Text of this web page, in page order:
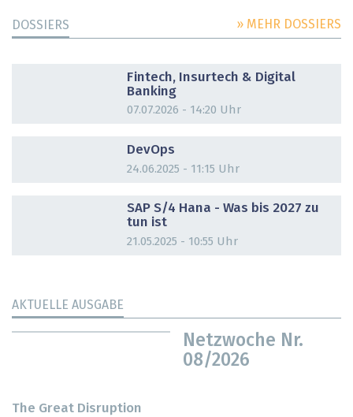
DOSSIERS » MEHR DOSSIERS
Fintech, Insurtech & Digital
Banking
07.07.2026 - 14:20 Uhr
DevOps
24.06.2025 - 11:15 Uhr
SAP S/4 Hana - Was bis 2027 zu
tun ist
21.05.2025 - 10:55 Uhr
AKTUELLE AUSGABE
Netzwoche Nr.
08/2026
The Great Disruption